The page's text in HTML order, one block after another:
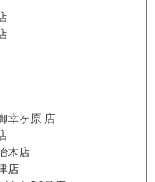
ヶ原 店
店
店